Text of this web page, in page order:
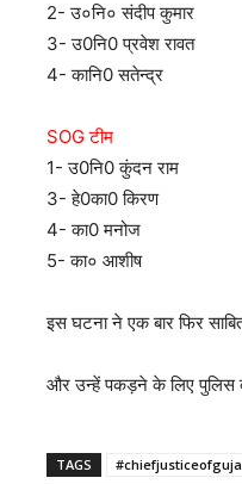
2- उ०नि० संदीप कुमार
3- उ0नि0 प्रवेश रावत
4- कानि0 सतेन्द्र
SOG टीम
1- उ0नि0 कुंदन राम
3- हे0का0 किरण
4- का0 मनोज
5- का० आशीष
इस घटना ने एक बार फिर
और उन्हें पकड़ने के लिए पुलिस
TAGS